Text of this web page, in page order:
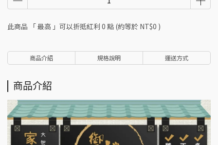
此商品 「 最高 」可以折抵紅利 0 點 (約等於 NT$0 )
商品介紹 規格說明 運送方式
商品介紹